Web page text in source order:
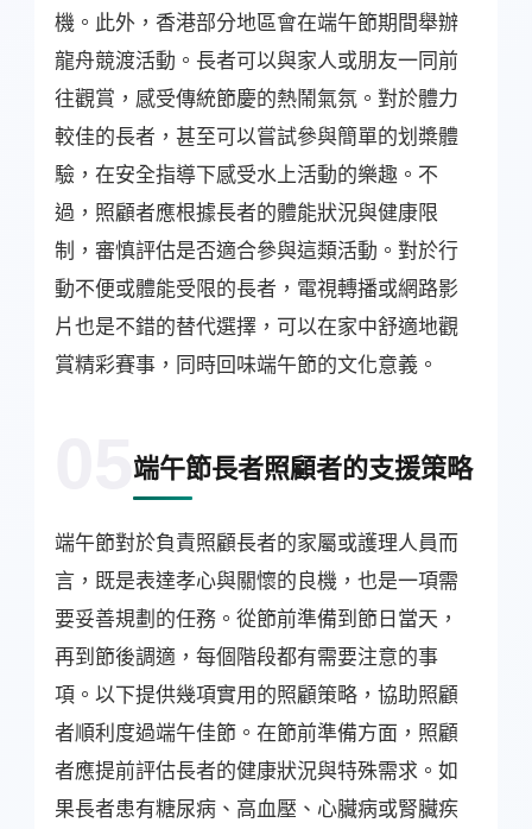
機。此外，香港部分地區會在端午節期間舉辦
龍舟競渡活動。長者可以與家人或朋友一同前
往觀賞，感受傳統節慶的熱鬧氣氛。對於體力
較佳的長者，甚至可以嘗試參與簡單的划槳體
驗，在安全指導下感受水上活動的樂趣。不
過，照顧者應根據長者的體能狀況與健康限
制，審慎評估是否適合參與這類活動。對於行
動不便或體能受限的長者，電視轉播或網路影
片也是不錯的替代選擇，可以在家中舒適地觀
賞精彩賽事，同時回味端午節的文化意義。
端午節長者照顧者的支援策略
端午節對於負責照顧長者的家屬或護理人員而
言，既是表達孝心與關懷的良機，也是一項需
要妥善規劃的任務。從節前準備到節日當天，
再到節後調適，每個階段都有需要注意的事
項。以下提供幾項實用的照顧策略，協助照顧
者順利度過端午佳節。在節前準備方面，照顧
者應提前評估長者的健康狀況與特殊需求。如
果長者患有糖尿病、高血壓、心臟病或腎臟疾